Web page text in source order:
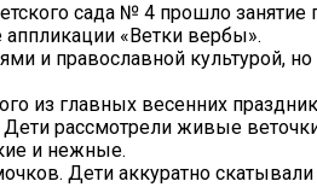
сада № 4 прошло занятие
аппликации «Ветки вербы».
и православной культурой,
из главных весенних
рассмотрели живые
и нежные.
Дети аккуратно